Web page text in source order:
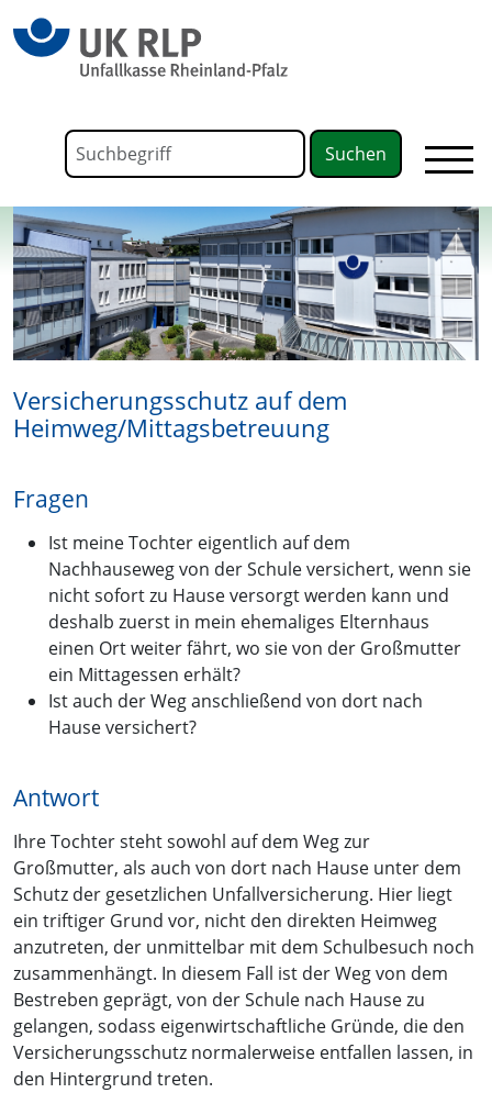
Formular für die Volltextsuche
Versicherungsschutz auf dem
Heimweg/Mittagsbetreuung
Fragen
Ist meine Tochter eigentlich auf dem
Nachhauseweg von der Schule versichert, wenn sie
nicht sofort zu Hause versorgt werden kann und
deshalb zuerst in mein ehemaliges Elternhaus
einen Ort weiter fährt, wo sie von der Großmutter
ein Mittagessen erhält?
Ist auch der Weg anschließend von dort nach
Hause versichert?
Antwort
Ihre Tochter steht sowohl auf dem Weg zur
Großmutter, als auch von dort nach Hause unter dem
Schutz der gesetzlichen Unfallversicherung. Hier liegt
ein triftiger Grund vor, nicht den direkten Heimweg
anzutreten, der unmittelbar mit dem Schulbesuch noch
zusammenhängt. In diesem Fall ist der Weg von dem
Bestreben geprägt, von der Schule nach Hause zu
gelangen, sodass eigenwirtschaftliche Gründe, die den
Versicherungsschutz normalerweise entfallen lassen, in
den Hintergrund treten.